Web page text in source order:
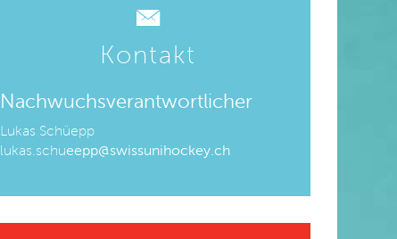
Kontakt
Nachwuchsverantwortlicher
Lukas Schüepp
lukas.schueepp@swissunihockey.ch